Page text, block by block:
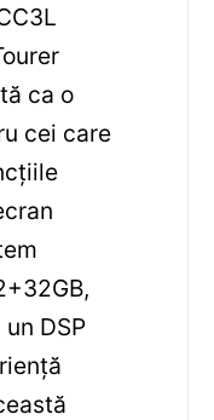
ca o
cei care
DSP